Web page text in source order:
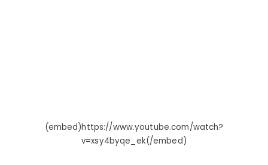
–
(embed)https://www.youtube.com/watch?
v=xsy4byqe_ek(/embed)